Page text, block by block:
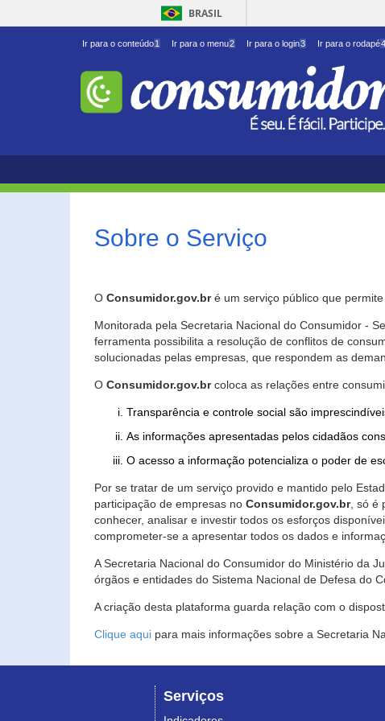
BRASIL
Ir para o conteúdo1 Ir para o menu2 Ir para o login3 Ir para o rodapé4
Sobre o Serviço
O Consumidor.gov.bré um serviço público que
Monitorada pela Secretaria Nacional do Consumidor -
ferramenta possibilita a resolução de conflitos de
solucionadas pelas empresas, que respondem as
O Consumidor.gov.brcoloca as relações entre
Transparência e controle social são
As informações apresentadas pelos cidadãos
O acesso a informação potencializa o poder de
Por se tratar de um serviço provido e mantido pelo
participação de empresas no Consumidor.gov.br, só é
conhecer, analisar e investir todos os esforços
comprometer-se a apresentar todos os dados e
A Secretaria Nacional do Consumidor do Ministério da
órgãos e entidades do Sistema Nacional de Defesa do
A criação desta plataforma guarda relação com o
Clique aqui para mais informações sobre a Secretaria
Serviços